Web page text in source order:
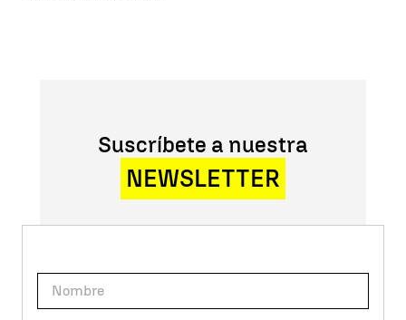
Suscríbete a nuestra
NEWSLETTER